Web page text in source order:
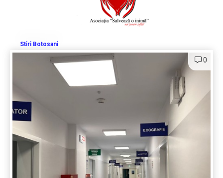
Stiri Botosani
0